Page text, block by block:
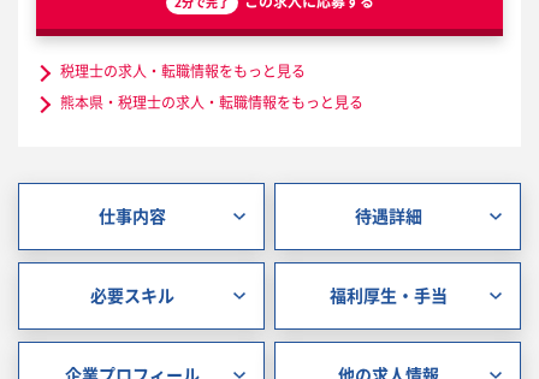
税理士の求人・転職情報をもっと見る
熊本県・税理士の求人・転職情報をもっと見る
仕事内容 待遇詳細
必要スキル 福利厚生・手当